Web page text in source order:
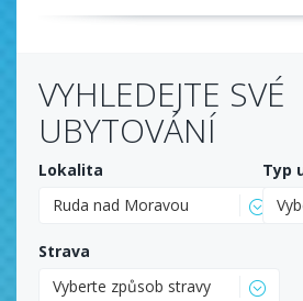
VYHLEDEJTE SVÉ
UBYTOVÁNÍ
Lokalita
Ruda nad Moravou
Typ
Strava
Vyberte způsob stravy